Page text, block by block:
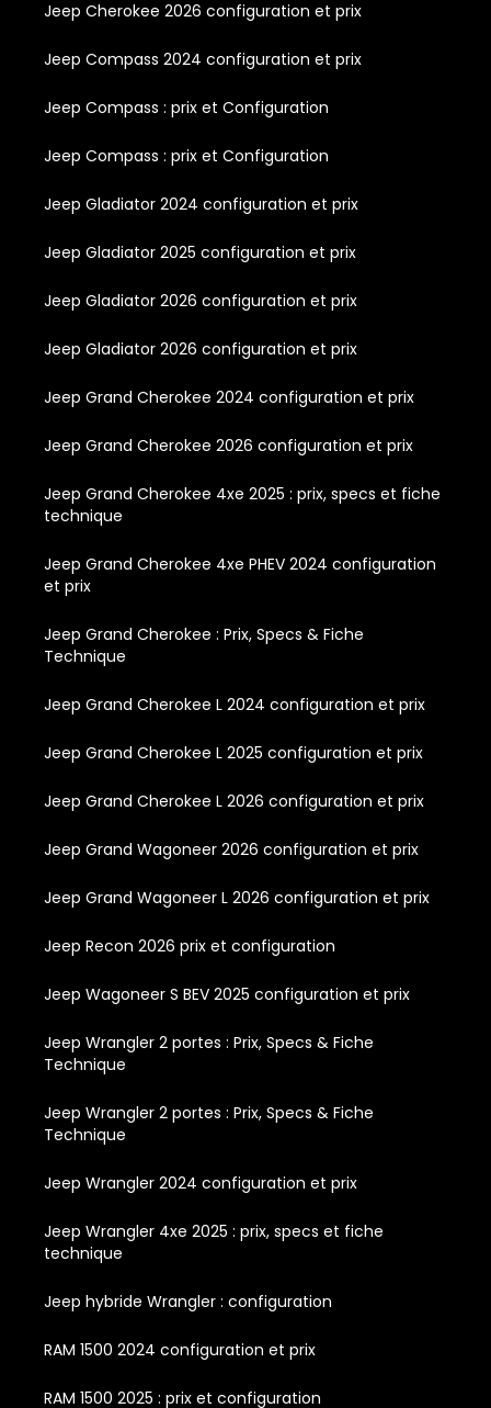
Jeep Cherokee 2026 configuration et prix
Jeep Compass 2024 configuration et prix
Jeep Compass : prix et Configuration
Jeep Compass : prix et Configuration
Jeep Gladiator 2024 configuration et prix
Jeep Gladiator 2025 configuration et prix
Jeep Gladiator 2026 configuration et prix
Jeep Gladiator 2026 configuration et prix
Jeep Grand Cherokee 2024 configuration et prix
Jeep Grand Cherokee 2026 configuration et prix
Jeep Grand Cherokee 4xe 2025 : prix, specs et fiche
technique
Jeep Grand Cherokee 4xe PHEV 2024 configuration
et prix
Jeep Grand Cherokee : Prix, Specs & Fiche
Technique
Jeep Grand Cherokee L 2024 configuration et prix
Jeep Grand Cherokee L 2025 configuration et prix
Jeep Grand Cherokee L 2026 configuration et prix
Jeep Grand Wagoneer 2026 configuration et prix
Jeep Grand Wagoneer L 2026 configuration et prix
Jeep Recon 2026 prix et configuration
Jeep Wagoneer S BEV 2025 configuration et prix
Jeep Wrangler 2 portes : Prix, Specs & Fiche
Technique
Jeep Wrangler 2 portes : Prix, Specs & Fiche
Technique
Jeep Wrangler 2024 configuration et prix
Jeep Wrangler 4xe 2025 : prix, specs et fiche
technique
Jeep hybride Wrangler : configuration
RAM 1500 2024 configuration et prix
RAM 1500 2025 : prix et configuration